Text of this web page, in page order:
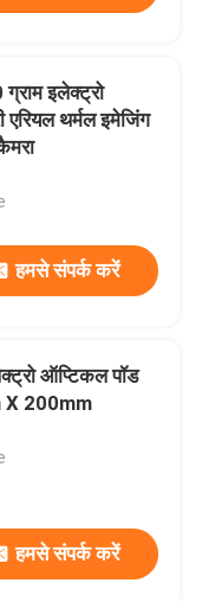
इलेक्ट्रो
थर्मल इमेजिंग
हमसे संपर्क करें
ऑप्टिकल पॉड
X 200mm
हमसे संपर्क करें